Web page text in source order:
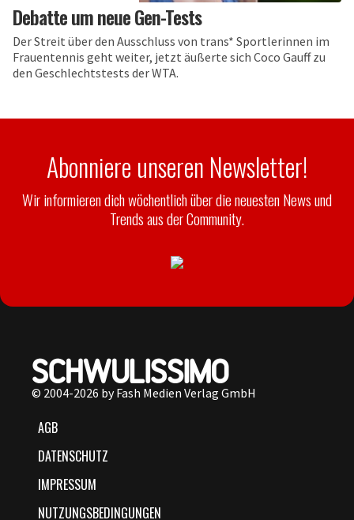
Debatte um neue Gen-Tests
Der Streit über den Ausschluss von trans* Sportlerinnen im
Frauentennis geht weiter, jetzt äußerte sich Coco Gauff zu
den Geschlechtstests der WTA.
Abonniere unseren Newsletter!
Wir informieren dich wöchentlich über die neuesten News und
Trends aus der Community.
© 2004-2026 by Fash Medien Verlag GmbH
AGB
DATENSCHUTZ
IMPRESSUM
NUTZUNGSBEDINGUNGEN